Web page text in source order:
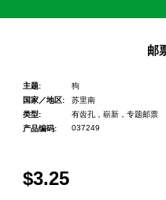
邮
主题:
狗
国家／地区:
苏里南
类型:
有齿孔，崭新，专题邮票
产品编码:
037249
$3.25